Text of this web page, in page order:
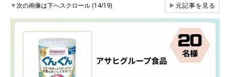
▼次の画像は下へスクロール (14/19) ▶元記事を見る